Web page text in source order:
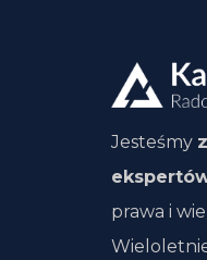
Jesteśmy
prawa i